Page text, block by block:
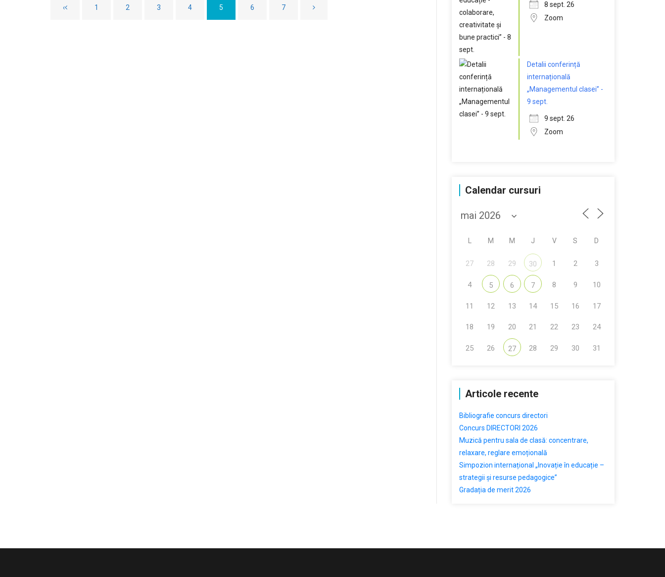
‹ 1 2 3 4 5 6 7
8 sept. 26
Zoom
Detalii conferință
internațională
„Managementul clasei” -
9 sept.
9 sept. 26
Zoom
Calendar cursuri
M M J V S D
27 28 29 30 1 2 3
4 5 6 7 8 9 10
11 12 13 14 15 16 17
18 19 20 21 22 23 24
25 26 27 28 29 30 31
Articole recente
Bibliografie concurs directori
Concurs DIRECTORI 2026
Muzică pentru sala de clasă: concentrare,
relaxare, reglare emoțională
Simpozion internațional „Inovație în educație –
strategii și resurse pedagogice”
Gradația de merit 2026